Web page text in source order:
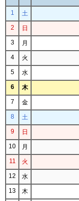
1
土
2
日
3
月
4
火
5
水
6
木
7
金
8
土
9
日
10
月
11
火
12
水
13
木